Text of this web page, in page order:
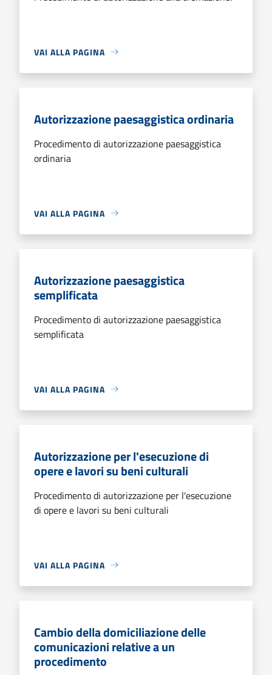
VAI ALLA PAGINA
Autorizzazione paesaggistica ordinaria
Procedimento di autorizzazione paesaggistica
ordinaria
VAI ALLA PAGINA
Autorizzazione paesaggistica
semplificata
Procedimento di autorizzazione paesaggistica
semplificata
VAI ALLA PAGINA
Autorizzazione per l'esecuzione di
opere e lavori su beni culturali
Procedimento di autorizzazione per l'esecuzione
di opere e lavori su beni culturali
VAI ALLA PAGINA
Cambio della domiciliazione delle
comunicazioni relative a un
procedimento